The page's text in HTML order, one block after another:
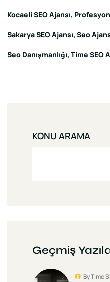
Kocaeli SEO Ajansı
Sakarya SEO Ajansı Seo
Seo Danışmanlığı Time SEO
KONU ARAMA
Geçmiş
By Time